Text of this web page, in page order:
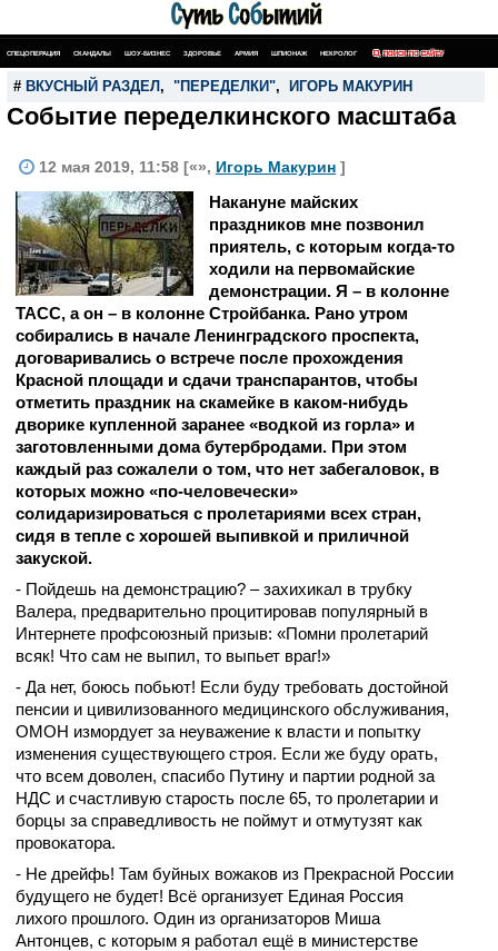
СПЕЦОПЕРАЦИЯ СКАНДАЛЫ ШОУ-БИЗНЕС ЗДОРОВЬЕ АРМИЯ ШПИОНАЖ НЕКРОЛОГ ПОИСК ПО САЙТУ
# ВКУСНЫЙ РАЗДЕЛ , "ПЕРЕДЕЛКИ", ИГОРЬ МАКУРИН
Событие переделкинского масштаба
12 мая 2019, 11:58 [«», Игорь Макурин ]
Накануне майских
праздников мне позвонил
приятель, с которым когда-то
ходили на первомайские
демонстрации. Я – в колонне
ТАСС, а он – в колонне Стройбанка. Рано утром
собирались в начале Ленинградского проспекта,
договаривались о встрече после прохождения
Красной площади и сдачи транспарантов, чтобы
отметить праздник на скамейке в каком-нибудь
дворике купленной заранее «водкой из горла» и
заготовленными дома бутербродами. При этом
каждый раз сожалели о том, что нет забегаловок, в
которых можно «по-человечески»
солидаризироваться с пролетариями всех стран,
сидя в тепле с хорошей выпивкой и приличной
закуской.
- Пойдешь на демонстрацию? – захихикал в трубку
Валера, предварительно процитировав популярный в
Интернете профсоюзный призыв: «Помни пролетарий
всяк! Что сам не выпил, то выпьет враг!»
- Да нет, боюсь побьют! Если буду требовать достойной
пенсии и цивилизованного медицинского обслуживания,
ОМОН измордует за неуважение к власти и попытку
изменения существующего строя. Если же буду орать,
что всем доволен, спасибо Путину и партии родной за
НДС и счастливую старость после 65, то пролетарии и
борцы за справедливость не поймут и отмутузят как
провокатора.
- Не дрейфь! Там буйных вожаков из Прекрасной России
будущего не будет! Всё организует Единая Россия
лихого прошлого. Один из организаторов Миша
Антонцев, с которым я работал ещё в министерстве